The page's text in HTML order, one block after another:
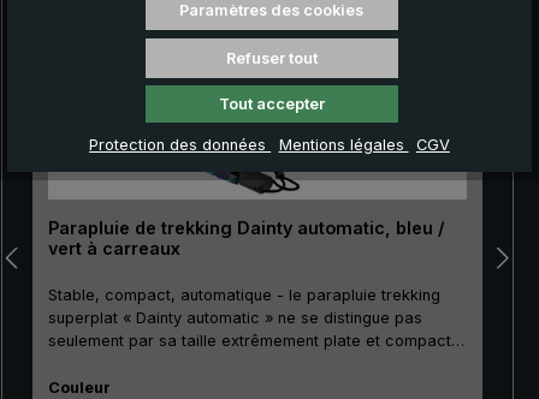
Parapluie de trekking Dainty automatic, bleu /
vert à carreaux
Stable, compact, automatique - le parapluie trekking
superplat « Dainty automatic » ne se distingue pas
seulement par sa taille extrêmement plate et compacte.
rupture ainsi que ses griffes stables en métal et en fibre
Sélectionnez
Couleur
Paramètres des cookies
Refuser tout
Tout accepter
Protection des données Mentions légales CGV